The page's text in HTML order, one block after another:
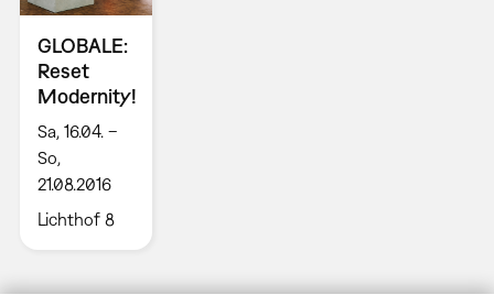
GLOBALE:
Reset
Modernity!
Sa, 16.04. –
So,
21.08.2016
Lichthof 8